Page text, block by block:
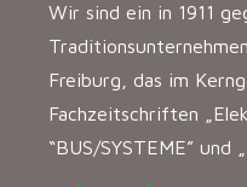
Wir sind ein in 1911
Freiburg, das im
Fachzeitschriften
“BUS/SYSTEME” und